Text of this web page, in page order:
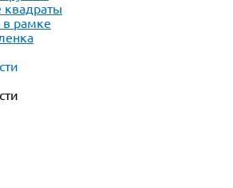
квадраты
в рамке